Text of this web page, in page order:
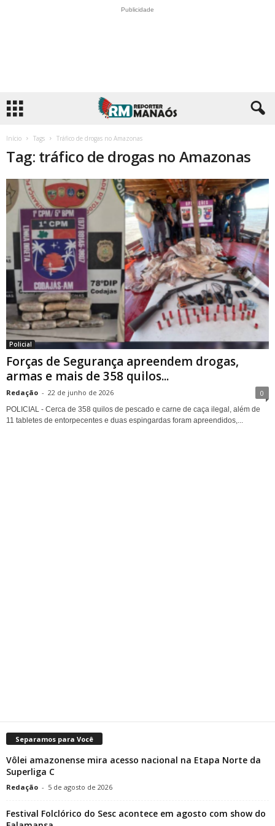
Publicidade
Início Tags Tráfico de drogas no Amazonas
Tag: tráfico de drogas no Amazonas
Policial
Forças de Segurança apreendem drogas,
armas e mais de 358 quilos...
Redação - 22 de junho de 2026 0
POLICIAL - Cerca de 358 quilos de pescado e carne de caça ilegal, além de
11 tabletes de entorpecentes e duas espingardas foram apreendidos,...
Separamos para Você
Vôlei amazonense mira acesso nacional na Etapa Norte da
Superliga C
Redação - 5 de agosto de 2026
Festival Folclórico do Sesc acontece em agosto com show do